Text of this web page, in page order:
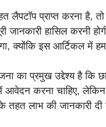
लैपटॉप प्राप्त करना है,
जानकारी हासिल करनी
क्योंकि इस आर्टिकल में
का प्रमुख उद्देश्य है कि
करना चाहिए,
तहत लाभ की जानकारी दी